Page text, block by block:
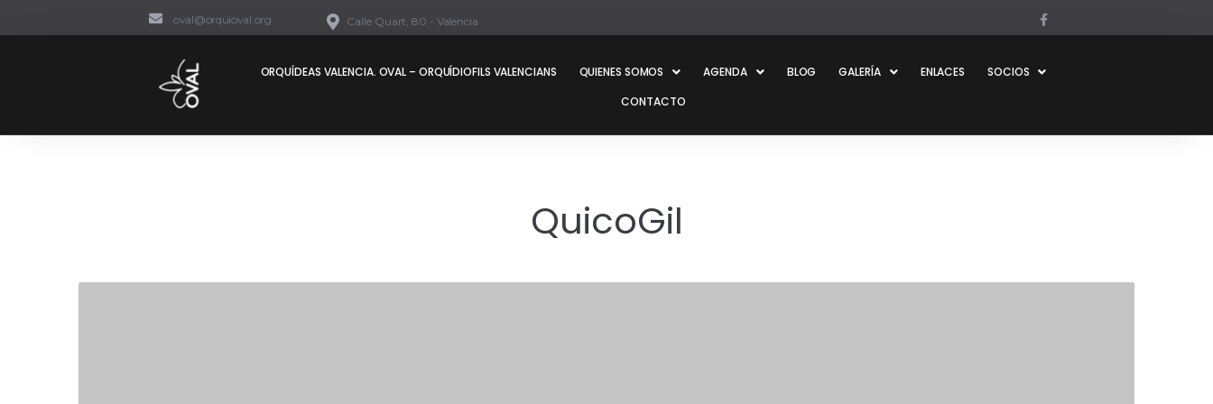
oval@orquioval.org Calle Quart, 80 - Valencia
ORQUÍDEAS VALENCIA. OVAL – ORQUÍDIOFILS VALENCIANS QUIENES SOMOS AGENDA BLOG GALERÍA ENLACES
SOCIOS
CONTACTO
QuicoGil